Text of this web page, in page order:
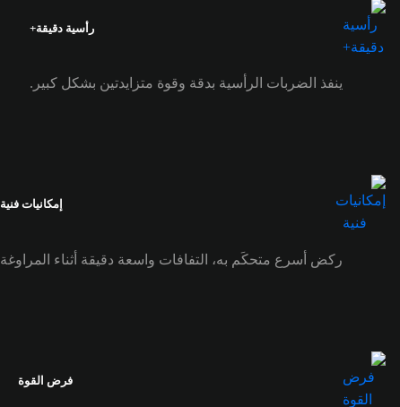
رأسية دقيقة+
ينفذ الضربات الرأسية بدقة وقوة متزايدتين بشكل كبير.
إمكانيات فنية
ركض أسرع متحكَم به، التفافات واسعة دقيقة أثناء المراوغة
فرض القوة